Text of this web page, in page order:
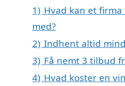
1) Hvad kan et
med?
2) Indhent altid
3) Få nemt 3 tilbud
4) Hvad koster en